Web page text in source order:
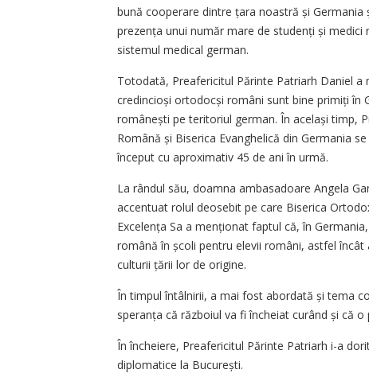
bună cooperare dintre țara noastră și
prezența unui număr mare de studenți și
sistemul medical german.
Totodată, Preafericitul Părinte Patriarh Daniel
credincioși ortodocși români sunt bine primiți în
românești pe teritoriul german. În același timp,
Română și Biserica Evanghelică din Germania
început cu aproximativ 45 de ani în urmă.
La rândul său, doamna ambasadoare Angela
accentuat rolul deosebit pe care Biserica
Excelența Sa a menționat fap­tul că, în
română în școli pentru elevii români, astfel
culturii țării lor de origine.
În timpul întâlnirii, a mai fost abordată și tema
speranța că războiul va fi încheiat curând și că
În încheiere, Preafericitul Părinte Patriarh i-a
diplomatice la București.